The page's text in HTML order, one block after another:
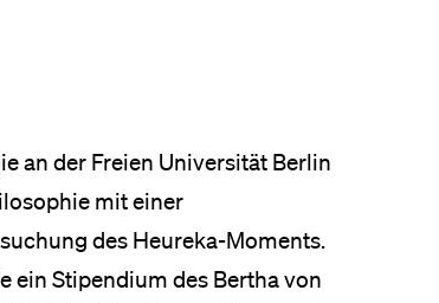
an der Freien Universität Berlin
mit einer
des Heureka-Moments.
ein Stipendium des Bertha von